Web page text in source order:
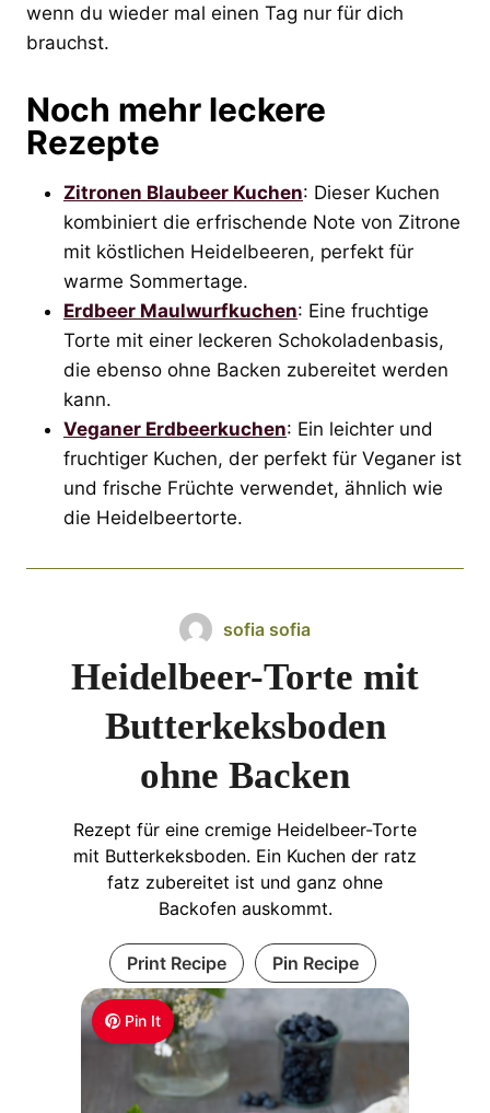
wenn du wieder mal einen Tag nur für dich
brauchst.
Noch mehr leckere
Rezepte
Zitronen Blaubeer Kuchen: Dieser Kuchen
kombiniert die erfrischende Note von Zitrone
mit köstlichen Heidelbeeren, perfekt für
warme Sommertage.
Erdbeer Maulwurfkuchen: Eine fruchtige
Torte mit einer leckeren Schokoladenbasis,
die ebenso ohne Backen zubereitet werden
kann.
Veganer Erdbeerkuchen: Ein leichter und
fruchtiger Kuchen, der perfekt für Veganer ist
und frische Früchte verwendet, ähnlich wie
die Heidelbeertorte.
Pin It
sofia sofia
Heidelbeer-Torte mit
Butterkeksboden
ohne Backen
Rezept für eine cremige Heidelbeer-Torte
mit Butterkeksboden. Ein Kuchen der ratz
fatz zubereitet ist und ganz ohne
Backofen auskommt.
Print Recipe Pin Recipe